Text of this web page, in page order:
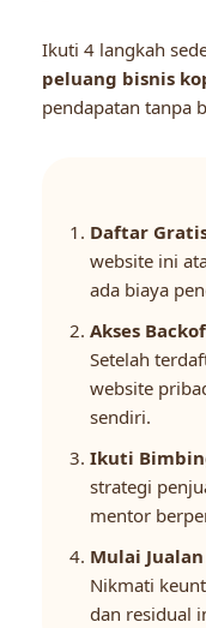
Ikuti 4 langkah
peluang bisnis
pendapatan tanpa
Daftar
website ini
ada biaya
Akses
Setelah
website
sendiri.
Ikuti
strategi
mentor
Mulai
Nikmati
dan residual